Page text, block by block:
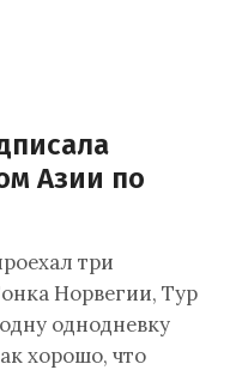
Азии по
три
Норвегии, Тур
однодневку
хорошо, что